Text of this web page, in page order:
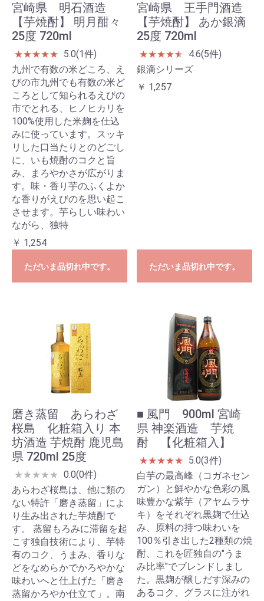
宮崎県 明石酒造
【芋焼酎】 明月酣々
25度 720ml
★★★★★
5.0(1件)
九州で有数の米どころ、え
びの市九州でも有数の米ど
ころとして知られるえびの
市でとれる、ヒノヒカリを
100%使用した米麹を仕込
みに使っています。スッキ
リした口当たりとのどごし
に、いも焼酎のコクと旨
み、まろやかさが広がりま
す。味・香り芋のふくよか
な香りがえびのを思い起こ
させます。芋らしい味わい
ながら、独特
￥ 1,254
ただいま品切れ中です。
宮崎県 王手門酒造
【芋焼酎】 あか銀滴
25度 720ml
★★★★★
★
4.6(5件)
銀滴シリーズ
￥ 1,257
ただいま品切れ中です。
磨き蒸留 あらわざ
桜島 化粧箱入り 本
坊酒造 芋焼酎 鹿児島
県 720ml 25度
★★★★★ 0.0(0件)
あらわざ桜島は、他に類の
ない特許「磨き蒸留」によ
り生み出された芋焼酎で
す。 蒸留もろみに滞留を起
こす独自技術により、芋特
有のコク、うまみ、香りな
どをなめらかでかろやかな
味わいへと仕上げた「磨き
蒸留かろやか仕立て」。南
■ 風門 900ml 宮崎
県 神楽酒造 芋焼
酎 【化粧箱入】
★★★★★
5.0(3件)
白芋の最高峰（コガネセン
ガン）と鮮やかな色彩の風
味豊かな紫芋（アヤムラサ
キ）をそれぞれ黒麹で仕込
み、原料の持つ味わいを
100％引き出した2種類の焼
酎、これを匠独自の"うま
み比率"でブレンドしまし
た。黒麹が醸しだす深みの
あるコク、グラスに注がれ